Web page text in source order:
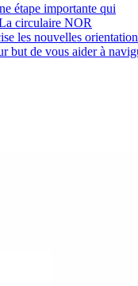
étape importante qui
circulaire NOR
les nouvelles
but de vous aider à